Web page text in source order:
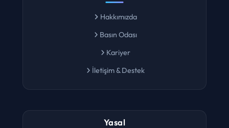
Hakkımızda
Basın Odası
Kariyer
İletişim & Destek
Yasal